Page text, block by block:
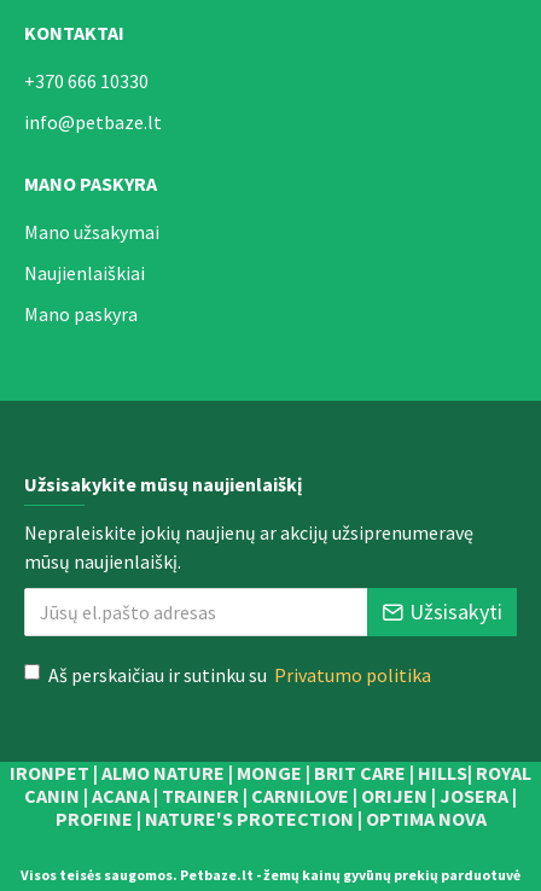
KONTAKTAI
+370 666 10330
info@petbaze.lt
MANO PASKYRA
Mano užsakymai
Naujienlaiškiai
Mano paskyra
Užsisakykite mūsų naujienlaiškį
Nepraleiskite jokių naujienų ar akcijų užsiprenumeravę
mūsų naujienlaiškį.
Užsisakyti
Aš perskaičiau ir sutinku su Privatumo politika
IRONPET | ALMO NATURE | MONGE | BRIT CARE | HILLS| ROYAL
CANIN | ACANA | TRAINER | CARNILOVE | ORIJEN | JOSERA |
PROFINE | NATURE'S PROTECTION | OPTIMA NOVA
Visos teisės saugomos. Petbaze.lt - žemų kainų gyvūnų prekių parduotuvė